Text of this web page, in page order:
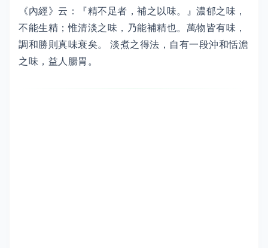
《內經》云：『精不足者，補之以味。』濃郁之味，
不能生精；惟清淡之味，乃能補精也。萬物皆有味，
調和勝則真味衰矣。 淡煮之得法，自有一段沖和恬澹
之味，益人腸胃。